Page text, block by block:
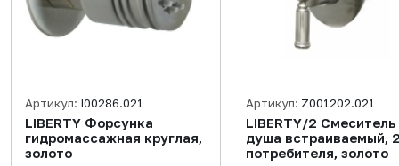
Артикул: I00286.021
LIBERTY Форсунка
гидромассажная круглая,
золото
Артикул: Z001202.021
LIBERTY/2 Смеситель
душа встраиваемый,
потребителя, золото